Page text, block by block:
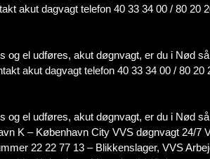
akut dagvagt telefon 40 33 34 00 / 80 20
og el udføres, akut døgnvagt, er du i Nød
akut dagvagt telefon 40 33 34 00 / 80 20
og el udføres, akut døgnvagt, er du i Nød
K – København City VVS døgnvagt 24/7
22 22 77 13 – Blikkenslager, VVS